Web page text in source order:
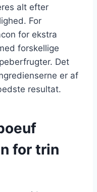
alt efter
For
for ekstra
forskellige
Det
er af
resultat.
for trin